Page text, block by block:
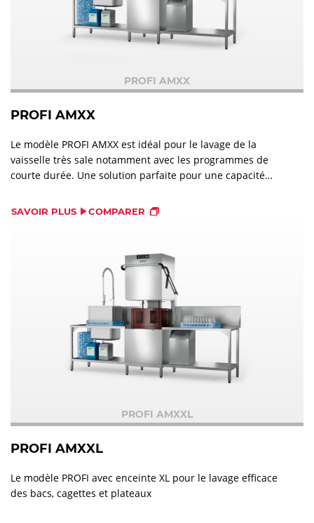
PROFI AMXX
PROFI AMXX
Le modèle PROFI AMXX est idéal pour le lavage de la
vaisselle très sale notamment avec les programmes de
courte durée. Une solution parfaite pour une capacité
SAVOIR PLUS COMPARER
PROFI AMXXL
PROFI AMXXL
Le modèle PROFI avec enceinte XL pour le lavage efficace
des bacs, cagettes et plateaux